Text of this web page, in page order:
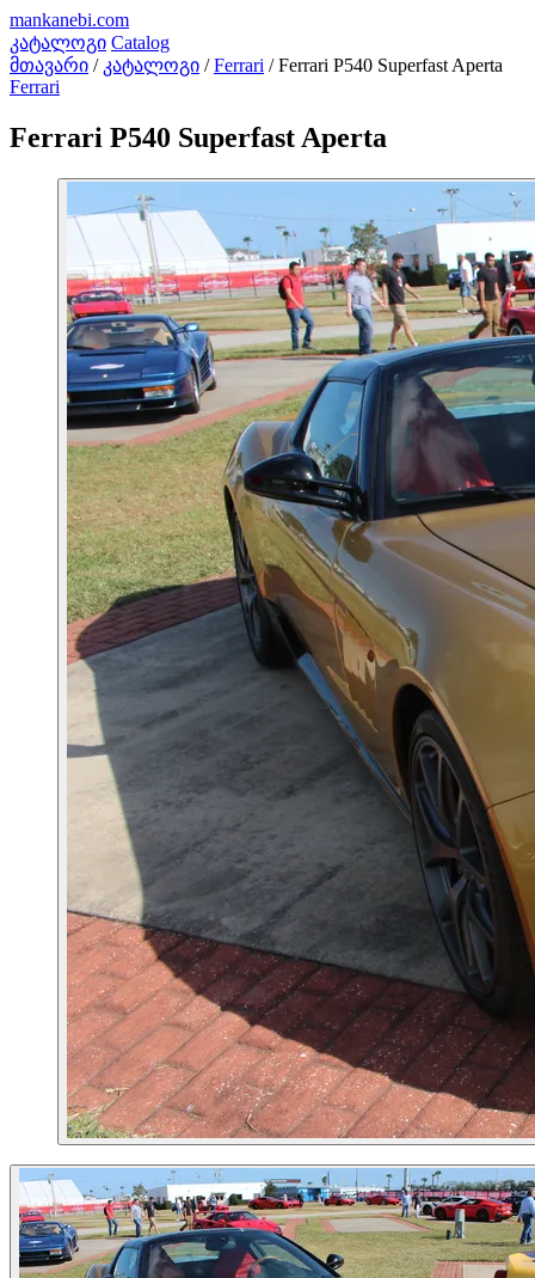
mankanebi.com
კატალოგი Catalog
მთავარი / კატალოგი / Ferrari / Ferrari P540 Superfast Aperta
Ferrari
Ferrari P540 Superfast Aperta